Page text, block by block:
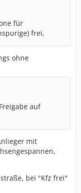
für
frei,
ohne
auf
mit
bei "Kfz frei"